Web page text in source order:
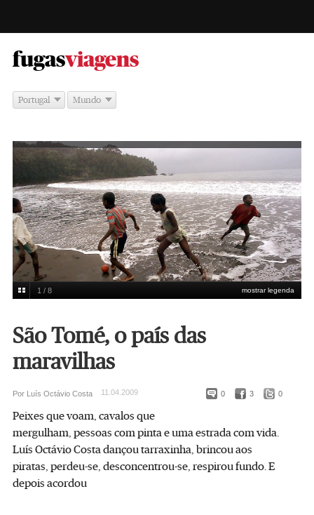
fugas -
viagens
Portugal Mundo
Daniel Rocha
mostrar legenda
1 / 8
São Tomé, o país das
maravilhas
0 3 0
Por Luís Octávio Costa 11.04.2009
Peixes que voam, cavalos que
mergulham, pessoas com pinta e uma estrada com vida.
Luís Octávio Costa dançou tarraxinha, brincou aos
piratas, perdeu-se, desconcentrou-se, respirou fundo. E
depois acordou